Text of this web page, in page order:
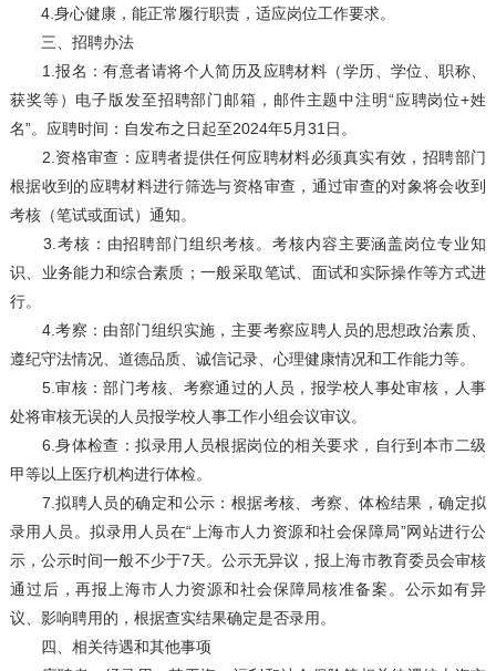
4.身心健康，能正常履行职责，适应岗位工作要求。
三、招聘办法
1.报名：有意者请将个人简历及应聘材料（学历、学位、职称、
获奖等）电子版发至招聘部门邮箱，邮件主题中注明“应聘岗位+姓
名”。应聘时间：自发布之日起至2024年5月31日。
2.资格审查：应聘者提供任何应聘材料必须真实有效，招聘部门
根据收到的应聘材料进行筛选与资格审查，通过审查的对象将会收到
考核（笔试或面试）通知。
3.考核：由招聘部门组织考核。考核内容主要涵盖岗位专业知
识、业务能力和综合素质；一般采取笔试、面试和实际操作等方式进
行。
4.考察：由部门组织实施，主要考察应聘人员的思想政治素质、
遵纪守法情况、道德品质、诚信记录、心理健康情况和工作能力等。
5.审核：部门考核、考察通过的人员，报学校人事处审核，人事
处将审核无误的人员报学校人事工作小组会议审议。
6.身体检查：拟录用人员根据岗位的相关要求，自行到本市二级
甲等以上医疗机构进行体检。
7.拟聘人员的确定和公示：根据考核、考察、体检结果，确定拟
录用人员。拟录用人员在“上海市人力资源和社会保障局”网站进行公
示，公示时间一般不少于7天。公示无异议，报上海市教育委员会审核
通过后，再报上海市人力资源和社会保障局核准备案。公示如有异
议、影响聘用的，根据查实结果确定是否录用。
四、相关待遇和其他事项